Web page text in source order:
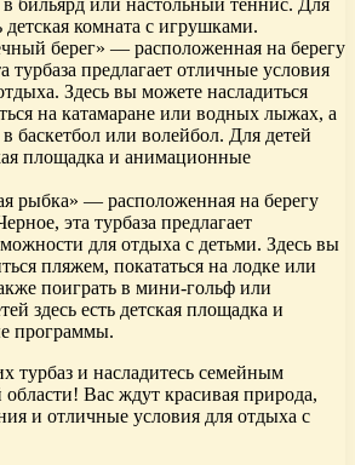
в бильярд или настольный теннис. Для
детская комната с игрушками.
берег» — расположенная на берегу
турбаза предлагает отличные условия
Здесь вы можете насладиться
на катамаране или водных лыжах, а
баскетбол или волейбол. Для детей
площадка и анимационные
рыбка» — расположенная на берегу
эта турбаза предлагает
для отдыха с детьми. Здесь вы
пляжем, покататься на лодке или
поиграть в мини-гольф или
здесь есть детская площадка и
программы.
турбаз и насладитесь семейным
Вас ждут красивая природа,
и отличные условия для отдыха с